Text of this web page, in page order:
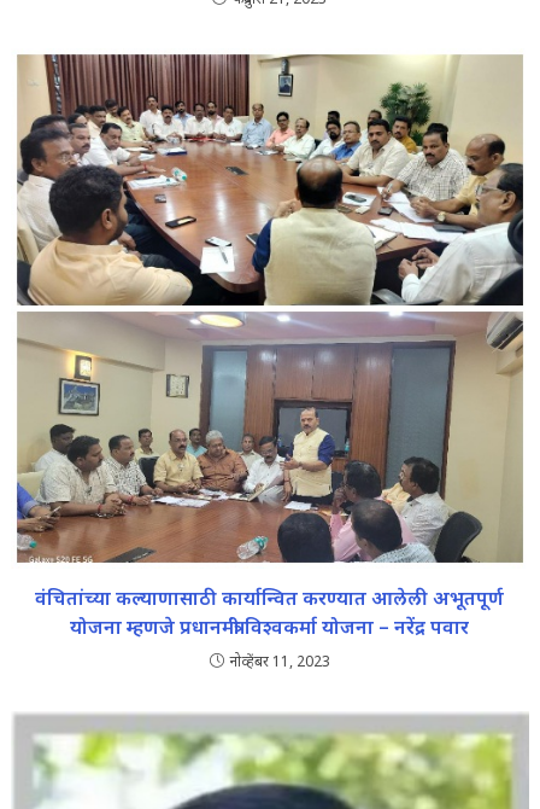
वंचितांच्या कल्याणासाठी कार्यान्वित करण्यात आलेली अभूतपूर्ण
योजना म्हणजे प्रधानमंत्री विश्वकर्मा योजना – नरेंद्र पवार
नोव्हेंबर 11, 2023